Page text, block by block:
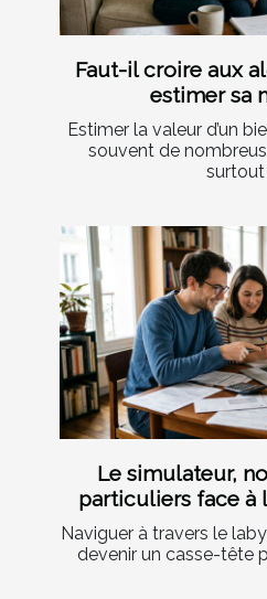
Faut-il croire aux
estimer sa
Estimer la valeur d’un
souvent de
surtout
Le simulateur,
particuliers face à
Naviguer à travers le
devenir un casse-tête